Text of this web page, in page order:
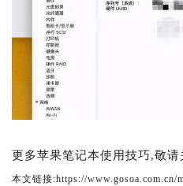
更多苹果笔记本使用技巧,敬请
本文链接:https://www.gosoa.com.cn/